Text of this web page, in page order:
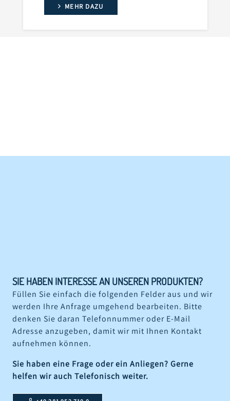
SIE HABEN INTERESSE AN UNSEREN PRODUKTEN?
Füllen Sie einfach die folgenden Felder aus und wir
werden Ihre Anfrage umgehend bearbeiten. Bitte
denken Sie daran Telefonnummer oder E-Mail
Adresse anzugeben, damit wir mit Ihnen Kontakt
aufnehmen können.
Sie haben eine Frage oder ein Anliegen? Gerne
helfen wir auch Telefonisch weiter.